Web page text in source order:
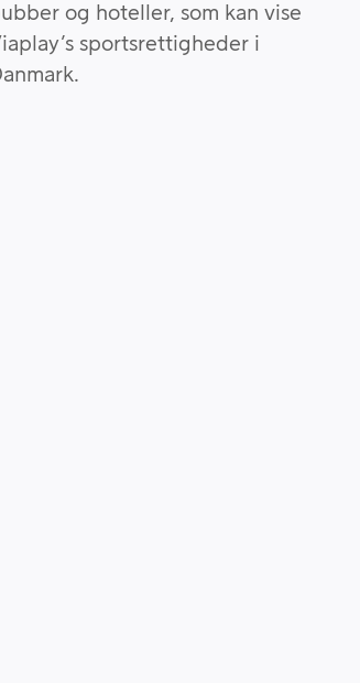
og hoteller, som kan vise
sportsrettigheder i